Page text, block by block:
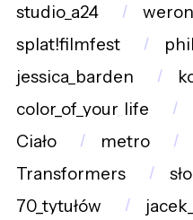
studio_a24
splat!filmfest
jessica_barden
color_of_your_life
Ciało
metro
Transformers
70_tytułów